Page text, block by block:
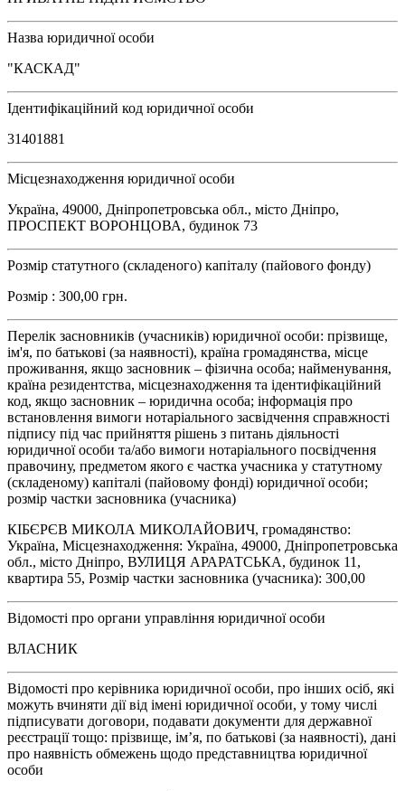
Назва юридичної особи
"КАСКАД"
Ідентифікаційний код юридичної особи
31401881
Місцезнаходження юридичної особи
Україна, 49000, Дніпропетровська обл., місто Дніпро,
ПРОСПЕКТ ВОРОНЦОВА, будинок 73
Розмір статутного (складеного) капіталу (пайового фонду)
Розмір : 300,00 грн.
Перелік засновників (учасників) юридичної особи: прізвище,
ім'я, по батькові (за наявності), країна громадянства, місце
проживання, якщо засновник – фізична особа; найменування,
країна резидентства, місцезнаходження та ідентифікаційний
код, якщо засновник – юридична особа; інформація про
встановлення вимоги нотаріального засвідчення справжності
підпису під час прийняття рішень з питань діяльності
юридичної особи та/або вимоги нотаріального посвідчення
правочину, предметом якого є частка учасника у статутному
(складеному) капіталі (пайовому фонді) юридичної особи;
розмір частки засновника (учасника)
КІБЄРЄВ МИКОЛА МИКОЛАЙОВИЧ, громадянство:
Україна, Місцезнаходження: Україна, 49000, Дніпропетровська
обл., місто Дніпро, ВУЛИЦЯ АРАРАТСЬКА, будинок 11,
квартира 55, Розмір частки засновника (учасника): 300,00
Відомості про органи управління юридичної особи
ВЛАСНИК
Відомості про керівника юридичної особи, про інших осіб, які
можуть вчиняти дії від імені юридичної особи, у тому числі
підписувати договори, подавати документи для державної
реєстрації тощо: прізвище, ім’я, по батькові (за наявності), дані
про наявність обмежень щодо представництва юридичної
особи